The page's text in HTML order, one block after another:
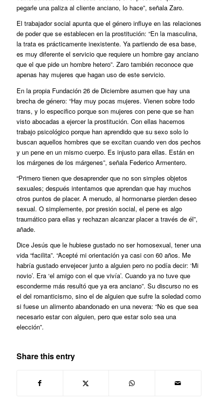
pegarle una paliza al cliente anciano, lo hace”, señala Zaro.
El trabajador social apunta que el género influye en las relaciones
de poder que se establecen en la prostitución: “En la masculina,
la trata es prácticamente inexistente. Ya partiendo de esa base,
es muy diferente el servicio que requiere un hombre gay anciano
que el que pide un hombre hetero”. Zaro también reconoce que
apenas hay mujeres que hagan uso de este servicio.
En la propia Fundación 26 de Diciembre asumen que hay una
brecha de género: “Hay muy pocas mujeres. Vienen sobre todo
trans, y lo especifico porque son mujeres con pene que se han
visto abocadas a ejercer la prostitución. Con ellas hacemos
trabajo psicológico porque han aprendido que su sexo solo lo
buscan aquellos hombres que se excitan cuando ven dos pechos
y un pene en un mismo cuerpo. Es injusto para ellas. Están en
los márgenes de los márgenes”, señala Federico Armentero.
“Primero tienen que desaprender que no son simples objetos
sexuales; después intentamos que aprendan que hay muchos
otros puntos de placer. A menudo, al hormonarse pierden deseo
sexual. O simplemente, por presión social, el pene es algo
traumático para ellas y rechazan alcanzar placer a través de él”,
añade.
Dice Jesús que le hubiese gustado no ser homosexual, tener una
vida “facilita”. “Acepté mi orientación ya casi con 60 años. Me
habría gustado envejecer junto a alguien pero no podía decir: ‘Mi
novio’. Era ‘el amigo con el que vivía’. Cuando ya no tuve que
esconderme más resultó que ya era anciano”. Su discurso no es
el del romanticismo, sino el de alguien que sufre la soledad como
si fuese un alimento abandonado en una nevera: “No es que sea
necesario estar con alguien, pero que estar solo sea una
elección”.
Share this entry